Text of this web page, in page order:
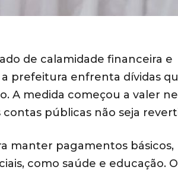
de calamidade financeira e
prefeitura enfrenta dívidas
A medida começou a valer
públicas não seja
manter pagamentos básicos,
como saúde e educação. O